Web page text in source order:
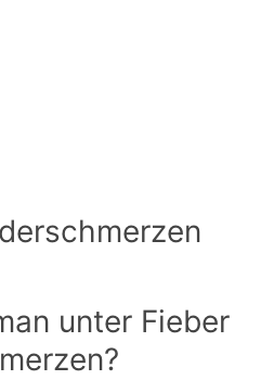
unter Fieber